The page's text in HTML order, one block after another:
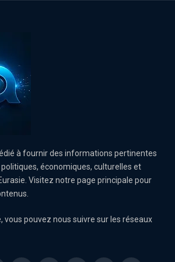
à fournir des informations pertinentes
économiques, culturelles et
Visitez notre page principale pour
vous pouvez nous suivre sur les réseaux